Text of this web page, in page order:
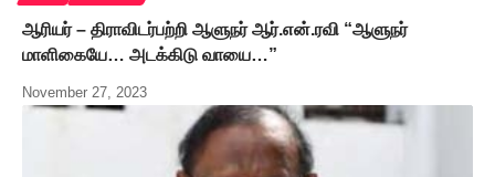
ஆரியர் – திராவிடர்பற்றி ஆளுநர் ஆர்.என்.ரவி “ஆளுநர்
மாளிகையே… அடக்கிடு வாயை…”
November 27, 2023